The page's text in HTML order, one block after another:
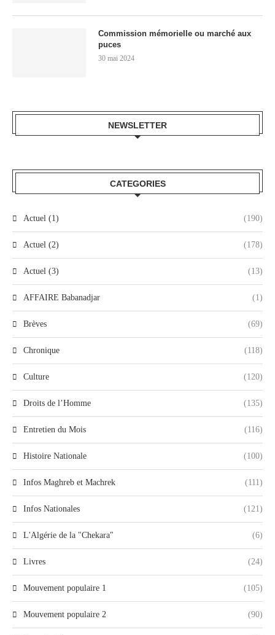
Commission mémorielle ou marché aux
puces
30 mai 2024
NEWSLETTER
CATEGORIES
Actuel (1) (190)
Actuel (2) (178)
Actuel (3) (13)
AFFAIRE Babanadjar (1)
Brèves (69)
Chronique (118)
Culture (120)
Droits de l’Homme (135)
Entretien du Mois (116)
Histoire Nationale (100)
Infos Maghreb et Machrek (111)
Infos Nationales (121)
L'Algérie de la "Chekara" (6)
Livres (24)
Mouvement populaire 1 (105)
Mouvement populaire 2 (90)